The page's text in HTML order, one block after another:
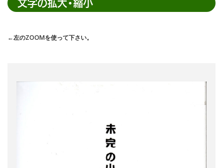
索 文字の拡大・縮小
←左のZOOMを使って下さい。